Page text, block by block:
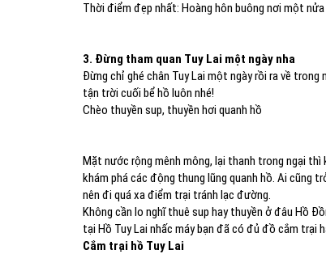
Thời điểm đẹp nhất: Hoàng hôn buông nơi một
3. Đừng tham quan Tuy Lai một ngày nha
Đừng chỉ ghé chân Tuy Lai một ngày rồi ra về
tận trời cuối bể hồ luôn nhé!
Chèo thuyền sup, thuyền hơi quanh hồ
Mặt nước rộng mênh mông, lại thanh trong ngại
khám phá các động thung lũng quanh hồ. Ai cũng
nên đi quá xa điểm trại tránh lạc đường.
Không cần lo nghĩ thuê sup hay thuyền ở đâu Hồ
tại Hồ Tuy Lai nhấc máy bạn đã có đủ đồ cắm trại
Cắm trại hồ Tuy Lai